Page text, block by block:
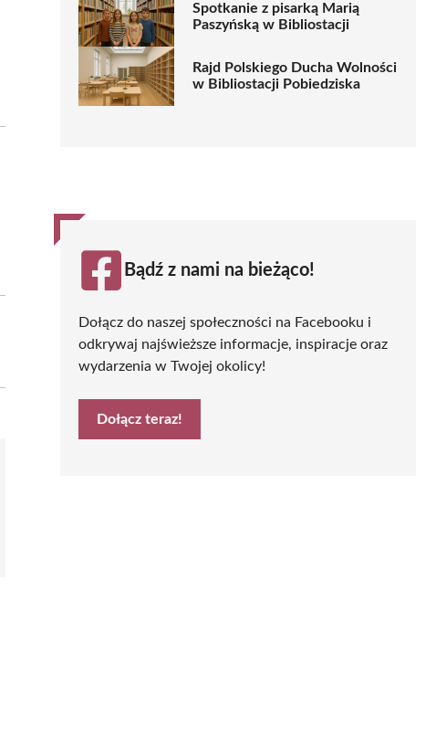
Spotkanie z pisarką Marią
Paszyńską w Bibliostacji
Rajd Polskiego Ducha Wolności
w Bibliostacji Pobiedziska
Bądź z nami na bieżąco!
Dołącz do naszej społeczności na Facebooku i
odkrywaj najświeższe informacje, inspiracje oraz
wydarzenia w Twojej okolicy!
Dołącz teraz!